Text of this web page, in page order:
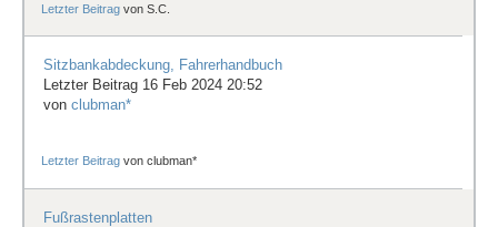
Letzter Beitrag vonS.C.
Sitzbankabdeckung, Fahrerhandbuch
Letzter Beitrag 16 Feb 2024 20:52
von clubman*
Letzter Beitrag vonclubman*
Fußrastenplatten